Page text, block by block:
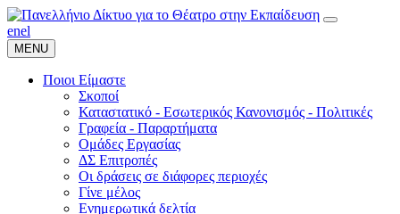
enel
MENU
Ποιοι Είμαστε
Σκοποί
Καταστατικό - Εσωτερικός Κανονισμός - Πολιτικές
Γραφεία - Παραρτήματα
Ομάδες Εργασίας
ΔΣ Επιτροπές
Οι δράσεις σε διάφορες περιοχές
Γίνε μέλος
Ενημερωτικά δελτία